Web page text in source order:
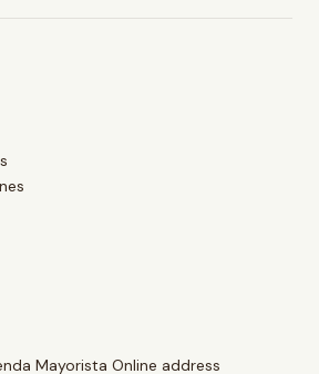
Mayorista Online address